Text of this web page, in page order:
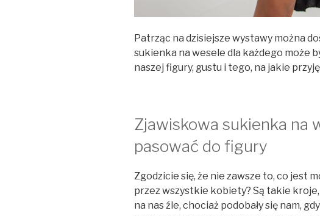
Patrząc na dzisiejsze wystawy można
sukienka na wesele dla każdego może
naszej figury, gustu i tego, na jakie
Zjawiskowa sukienka na
pasować do figury
Zgodzicie się, że nie zawsze to, co jest
przez wszystkie kobiety? Są takie
na nas źle, chociaż podobały się nam,